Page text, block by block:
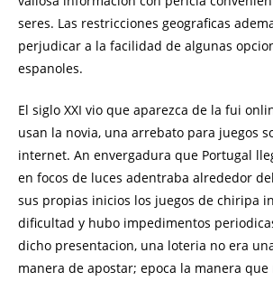
seres. Las restricciones geograficas
perjudicar a la facilidad de algunas
espanoles.
El siglo XXI vio que aparezca de la fui
usan la novia, una arrebato para juegos
internet. An envergadura que Portugal
en focos de luces adentraba alrededor
sus propias inicios los juegos de chiripa
dificultad y hubo impedimentos
dicho presentacion, una loteria no era
manera de apostar; epoca la manera